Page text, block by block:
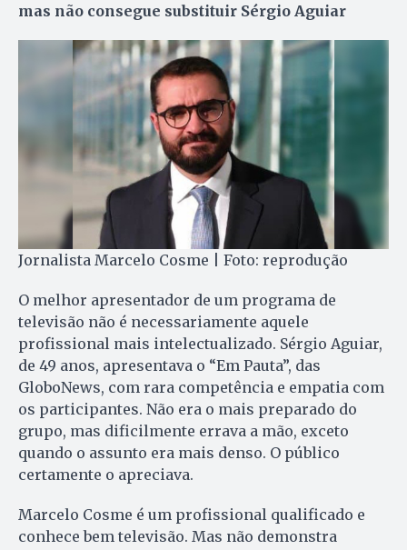
mas não consegue substituir Sérgio Aguiar
Jornalista Marcelo Cosme | Foto: reprodução
O melhor apresentador de um programa de
televisão não é necessariamente aquele
profissional mais intelectualizado. Sérgio Aguiar,
de 49 anos, apresentava o “Em Pauta”, das
GloboNews, com rara competência e empatia com
os participantes. Não era o mais preparado do
grupo, mas dificilmente errava a mão, exceto
quando o assunto era mais denso. O público
certamente o apreciava.
Marcelo Cosme é um profissional qualificado e
conhece bem televisão. Mas não demonstra